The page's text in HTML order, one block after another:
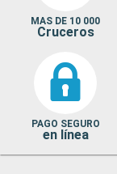
MAS DE 10 000
Cruceros
PAGO SEGURO
en línea